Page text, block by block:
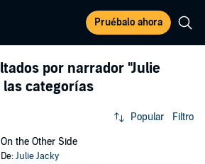
Pruébalo ahora
por narrador "Julie
las categorías
Popular Filtro
On the Other Side
De:Julie Jacky